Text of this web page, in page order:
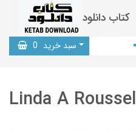
کتاب دانلود
سبد خرید 0
Linda A Roussel